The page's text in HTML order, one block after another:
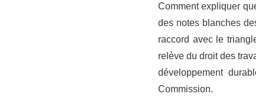
Comment expliquer
des notes blanches
raccord avec le
relève du droit des
développement
Commission.